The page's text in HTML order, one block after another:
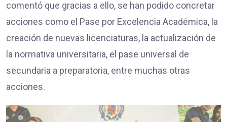
comentó que gracias a ello, se han podido concretar
acciones como el Pase por Excelencia Académica, la
creación de nuevas licenciaturas, la actualización de
la normativa universitaria, el pase universal de
secundaria a preparatoria, entre muchas otras
acciones.